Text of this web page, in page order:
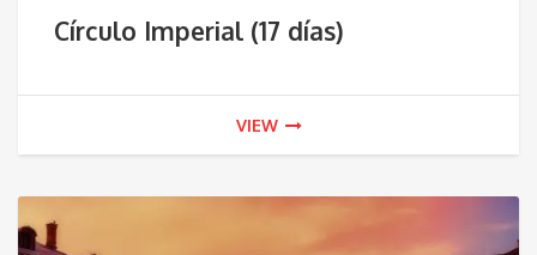
Círculo Imperial (17 días)
VIEW